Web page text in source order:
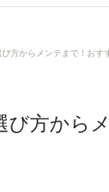
方からメンテまで！おす
び方から